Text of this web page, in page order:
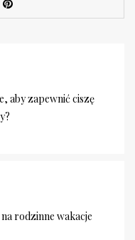
aby zapewnić ciszę
rodzinne wakacje